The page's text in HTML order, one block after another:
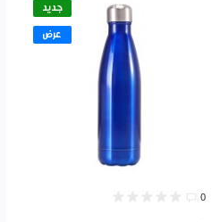
جديد
عرض
0